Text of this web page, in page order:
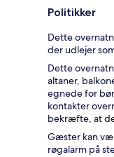
Politikker
Dette
der udlejer
Dette
altaner,
egnede for
kontakter
bekræfte, at
Gæster kan
røgalarm på